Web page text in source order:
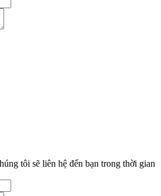
tôi sẽ liên hệ đến bạn trong thời gian